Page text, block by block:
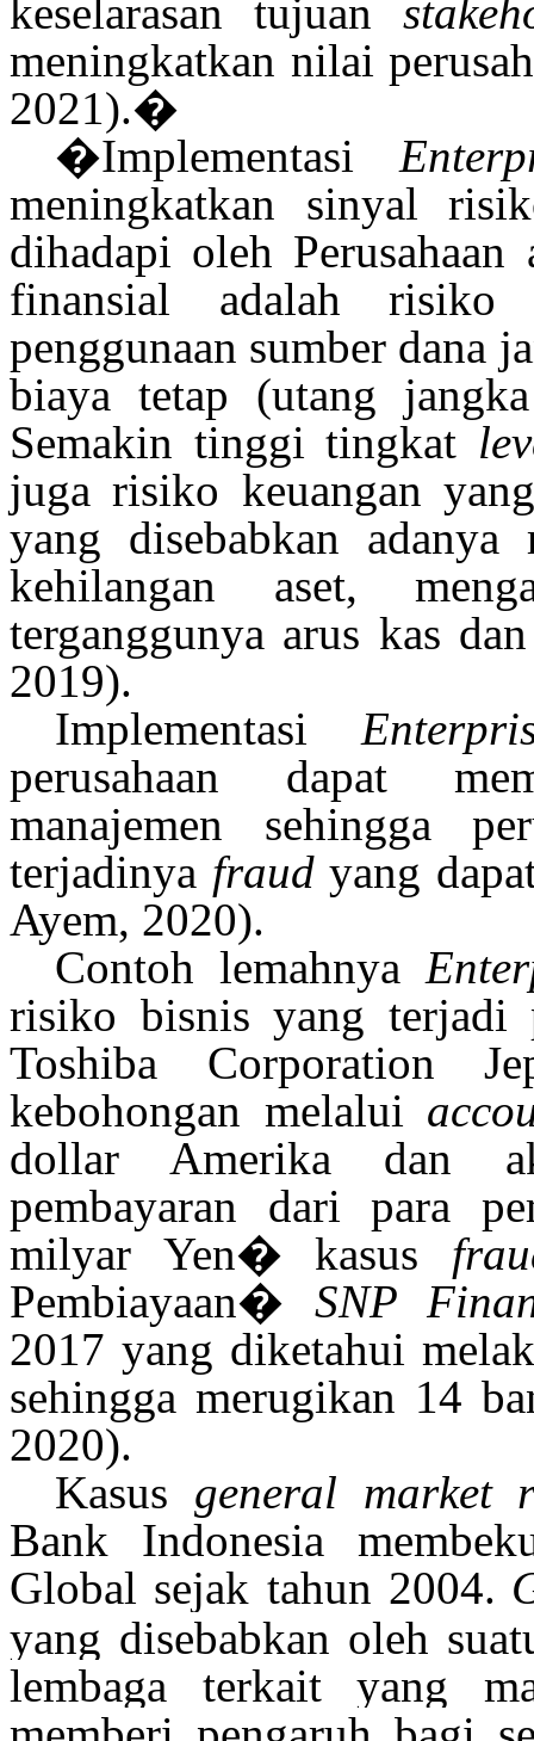
keselarasan tujuan
meningkatkan nilai
2021).�
�Implementasi
meningkatkan sinyal
dihadapi oleh
finansial adalah
penggunaan sumber dana
biaya tetap (utang
Semakin tinggi tingkat
juga risiko keuangan
yang disebabkan
kehilangan aset,
terganggunya arus kas
2019).
Implementasi
perusahaan dapat
manajemen sehingga
terjadinya fraudyang
Ayem, 2020).
Contoh lemahnya
risiko bisnis yang terjadi
Toshiba Corporation
kebohongan melalui
dollar Amerika dan
pembayaran dari para
milyar Yen�kasus
Pembiayaan� SNP
2017 yang diketahui
sehingga merugikan 14
2020).
Kasus general market
Bank Indonesia
Global sejak tahun 2004.
yang disebabkan oleh
lembaga terkait yang